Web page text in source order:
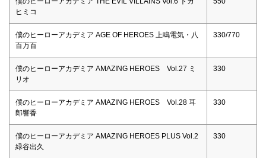
ヒミコ
僕のヒーローアカデミア AGE OF HEROES 上鳴電気・八
百万百
330/770
僕のヒーローアカデミア AMAZING HEROES Vol.27 ミ
リオ
330
僕のヒーローアカデミア AMAZING HEROES Vol.28 耳
郎響香
330
僕のヒーローアカデミア AMAZING HEROES PLUS Vol.2
緑谷出久
330